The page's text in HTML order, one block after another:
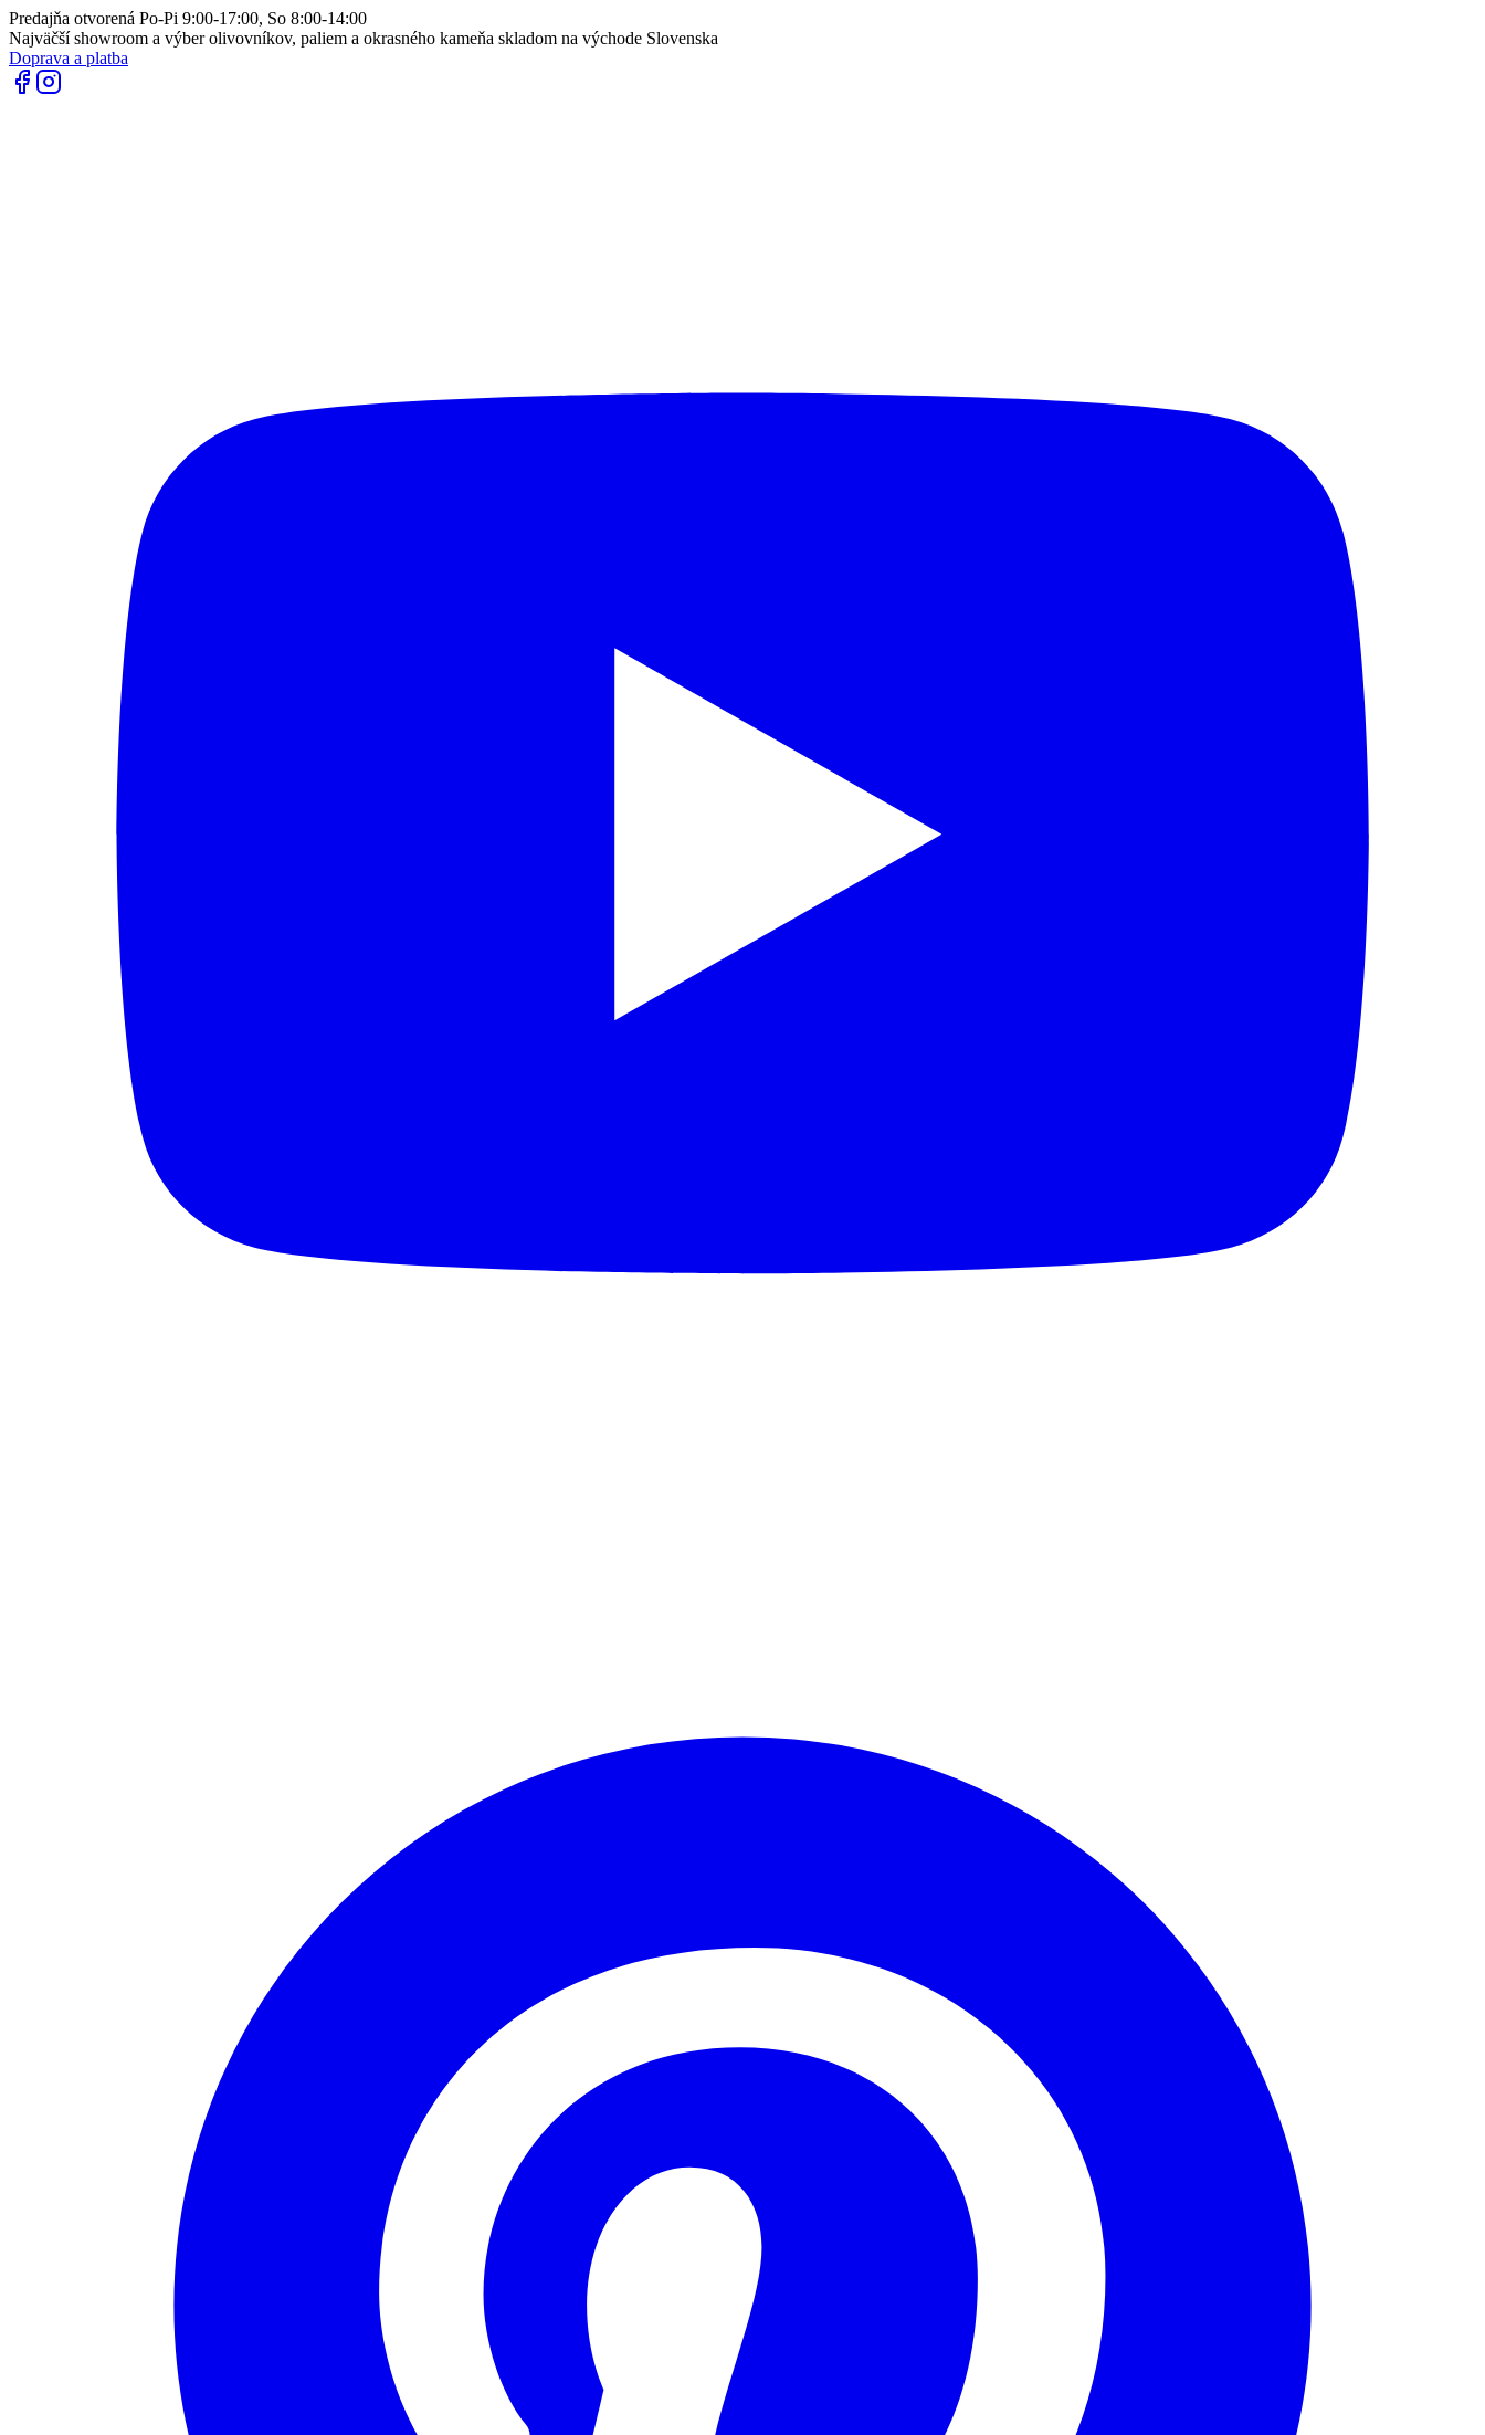
Predajňa otvorená Po-Pi 9:00-17:00, So 8:00-14:00
Najväčší showroom a výber olivovníkov, paliem a okrasného kameňa skladom na východe Slovenska
Doprava a platba